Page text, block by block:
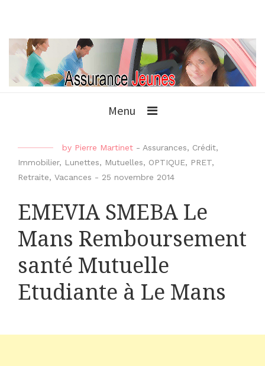
Menu
by Pierre Martinet - Assurances, Crédit,
Immobilier, Lunettes, Mutuelles, OPTIQUE, PRET,
Retraite, Vacances - 25 novembre 2014
EMEVIA SMEBA Le
Mans Remboursement
santé Mutuelle
Etudiante à Le Mans